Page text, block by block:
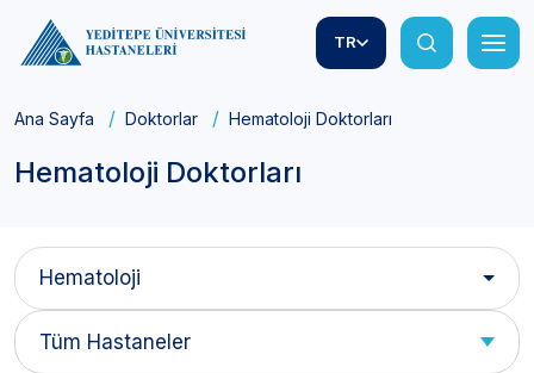
TR
Ana Sayfa Doktorlar Hematoloji Doktorları
Hematoloji Doktorları
Hematoloji
Tüm Hastaneler